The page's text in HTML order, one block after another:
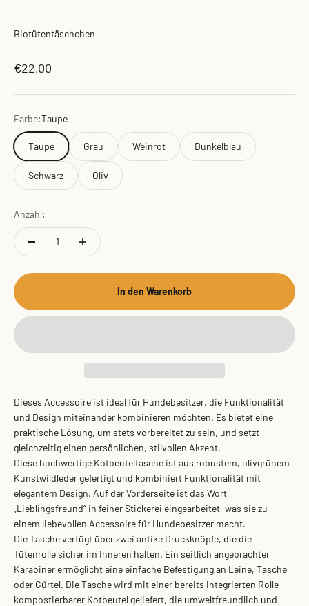
Biotütentäschchen
Angebot
€22,00
Farbe:Taupe
Taupe Grau Weinrot Dunkelblau
Schwarz Oliv
Anzahl:
In den Warenkorb
Dieses Accessoire ist ideal für Hundebesitzer, die Funktionalität
und Design miteinander kombinieren möchten. Es bietet eine
praktische Lösung, um stets vorbereitet zu sein, und setzt
gleichzeitig einen persönlichen, stilvollen Akzent.
Diese hochwertige Kotbeuteltasche ist aus robustem, olivgrünem
Kunstwildleder gefertigt und kombiniert Funktionalität mit
elegantem Design. Auf der Vorderseite ist das Wort
„Lieblingsfreund“ in feiner Stickerei eingearbeitet, was sie zu
einem liebevollen Accessoire für Hundebesitzer macht.
Die Tasche verfügt über zwei antike Druckknöpfe, die die
Tütenrolle sicher im Inneren halten. Ein seitlich angebrachter
Karabiner ermöglicht eine einfache Befestigung an Leine, Tasche
oder Gürtel. Die Tasche wird mit einer bereits integrierten Rolle
kompostierbarer Kotbeutelgeliefert, die umweltfreundlich und